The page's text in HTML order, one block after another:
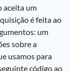
aceita um
é feita ao
um
sobre a
usamos para
código ao